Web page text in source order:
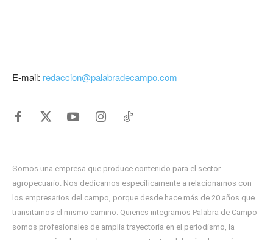
E-mail: redaccion@palabradecampo.com
Somos una empresa que produce contenido para el sector
agropecuario. Nos dedicamos específicamente a relacionarnos con
los empresarios del campo, porque desde hace más de 20 años que
transitamos el mismo camino. Quienes integramos Palabra de Campo
somos profesionales de amplia trayectoria en el periodismo, la